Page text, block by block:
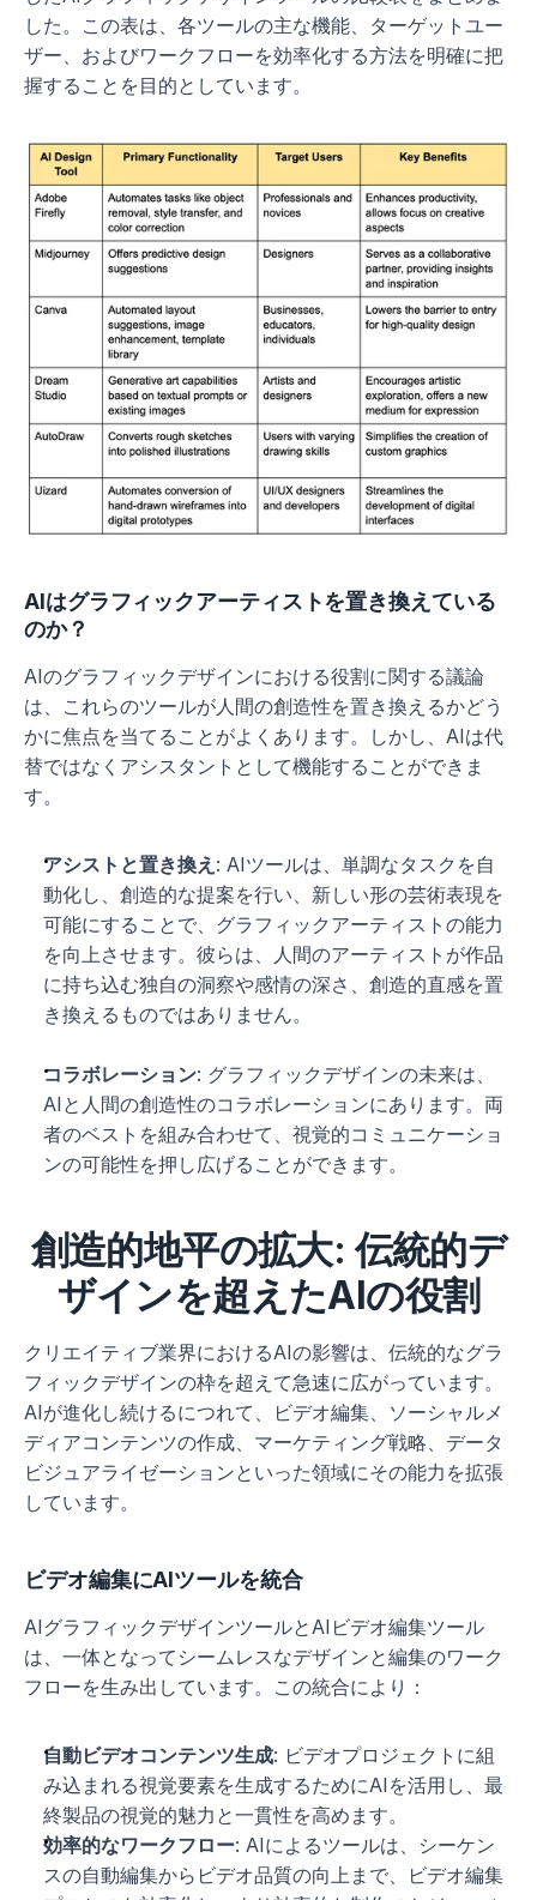
した。この表は、各ツールの主な機能、ターゲットユー
ザー、およびワークフローを効率化する方法を明確に把
握することを目的としています。
AIはグラフィックアーティストを置き換えている
のか？
AIのグラフィックデザインにおける役割に関する議論
は、これらのツールが人間の創造性を置き換えるかどう
かに焦点を当てることがよくあります。しかし、AIは代
替ではなくアシスタントとして機能することができま
す。
アシストと置き換え : AIツールは、単調なタスクを自
動化し、創造的な提案を行い、新しい形の芸術表現を
可能にすることで、グラフィックアーティストの能力
を向上させます。彼らは、人間のアーティストが作品
に持ち込む独自の洞察や感情の深さ、創造的直感を置
き換えるものではありません。
コラボレーション: グラフィックデザインの未来は、
AIと人間の創造性のコラボレーションにあります。両
者のベストを組み合わせて、視覚的コミュニケーショ
ンの可能性を押し広げることができます。
創造的地平の拡大: 伝統的デ
ザインを超えたAIの役割
クリエイティブ業界におけるAIの影響は、伝統的なグラ
フィックデザインの枠を超えて急速に広がっています。
AIが進化し続けるにつれて、ビデオ編集、ソーシャルメ
ディアコンテンツの作成、マーケティング戦略、データ
ビジュアライゼーションといった領域にその能力を拡張
しています。
ビデオ編集にAIツールを統合
AIグラフィックデザインツールとAIビデオ編集ツール
は、一体となってシームレスなデザインと編集のワーク
フローを生み出しています。この統合により：
自動ビデオコンテンツ生成: ビデオプロジェクトに組
み込まれる視覚要素を生成するためにAIを活用し、最
終製品の視覚的魅力と一貫性を高めます。
効率的なワークフロー: AIによるツールは、シーケン
スの自動編集からビデオ品質の向上まで、ビデオ編集